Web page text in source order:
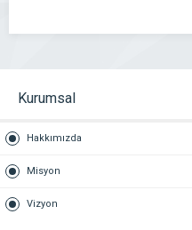
Kurumsal
Hakkımızda
Misyon
Vizyon